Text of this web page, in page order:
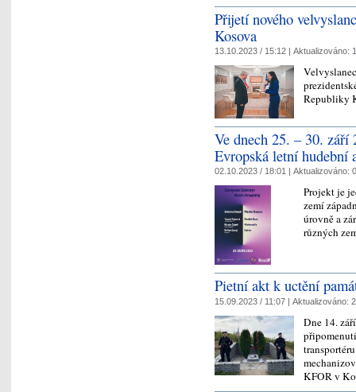
Přijetí nového
Kosova
13.10.2023 / 15:12 | Aktualizováno:
Republiky
Ve dnech 25. – 30. září
Evropská letní hudební
02.10.2023 / 18:01 | Aktualizováno:
Projekt je
zemí
úrovně a
různých
Pietní akt k uctění
15.09.2023 / 11:07 | Aktualizováno:
Dne 14.
KFOR v